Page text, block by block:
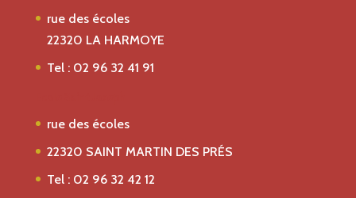
rue des écoles
22320 LA HARMOYE
Tel : 02 96 32 41 91
rue des écoles
22320 SAINT MARTIN DES PRÉS
Tel : 02 96 32 42 12